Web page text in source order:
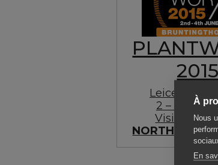
2015
2 – 4 June,
Visit our
À
Nous
En